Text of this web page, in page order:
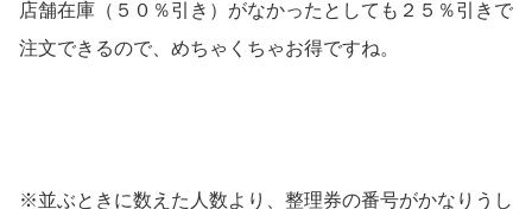
店舗在庫（５０％引き）がなかったとしても２５％引きで
注文できるので、めちゃくちゃお得ですね。
※並ぶときに数えた人数より、整理券の番号がかなりうし